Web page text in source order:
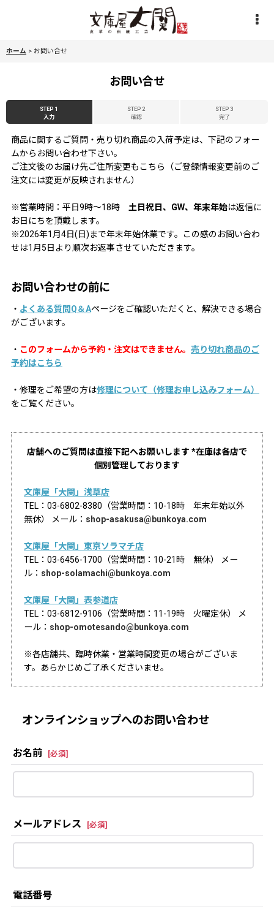
ホーム > お問い合せ
お問い合せ
STEP 1
入力
STEP 2
確認
STEP 3
完了
商品に関するご質問・売り切れ商品の入荷予定は、下記のフォー
ムからお問い合わせ下さい。
ご注文後のお届け先ご住所変更もこちら（ご登録情報変更前のご
注文には変更が反映されません）
※営業時間：平日9時〜18時 土日祝日、GW、年末年始は返信に
お日にちを頂戴します。
※2026年1月4日(日)まで年末年始休業です。この感のお問い合わ
せは1月5日より順次お返事させていただきます。
お問い合わせの前に
・ よくある質問Q＆Aページをご確認いただくと、解決できる場合
がございます。
・ このフォームから予約・注文はできません。 売り切れ商品のご
予約はこちら
・修理をご希望の方は修理について（修理お申し込みフォーム）
をご覧ください。
店舗へのご質問は直接下記へお願いします *在庫は各店で
個別管理しております
文庫屋「大関」浅草店
TEL：03-6802-8380（営業時間：10-18時 年末年始以外
無休） メール： shop-asakusa@bunkoya.com
文庫屋「大関」東京ソラマチ店
TEL：03-6456-1700（営業時間：10-21時 無休） メー
ル： shop-solamachi@bunkoya.com
文庫屋「大関」表参道店
TEL：03-6812-9106（営業時間：11-19時 火曜定休） メ
ール： shop-omotesando@bunkoya.com
※各店舗共、臨時休業・営業時間変更の場合がございま
す。あらかじめご了承くださいませ。
オンラインショップへのお問い合わせ
お名前 [必須]
メールアドレス [必須]
電話番号